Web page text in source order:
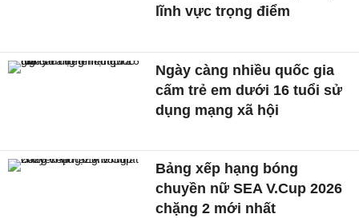
lĩnh vực trọng điểm
Ngày càng nhiều quốc gia
cấm trẻ em dưới 16 tuổi sử
dụng mạng xã hội
Bảng xếp hạng bóng
chuyền nữ SEA V.Cup 2026
chặng 2 mới nhất